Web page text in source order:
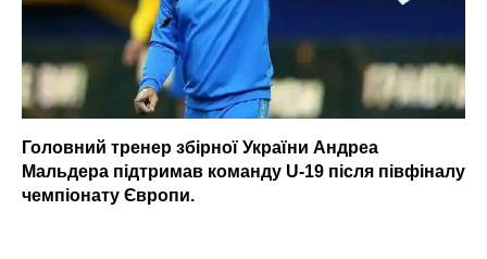
Головний тренер збірної України Андреа
Мальдера підтримав команду U-19 після півфіналу
чемпіонату Європи.